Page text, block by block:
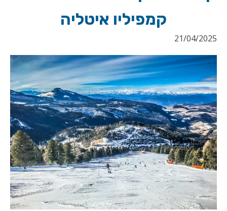
קמפיליו איטליה
21/04/2025